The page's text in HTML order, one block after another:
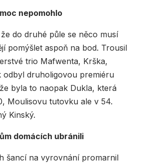
nepomohlo
do druhé půle se něco musí
pomýšlet aspoň na bod. Trousil
trio Mafwenta, Krška,
odbyl druholigovou premiéru
byla to naopak Dukla, která
Moulisovu tutovku ale v 54.
Kinský.
domácích ubránili
šancí na vyrovnání promarnil